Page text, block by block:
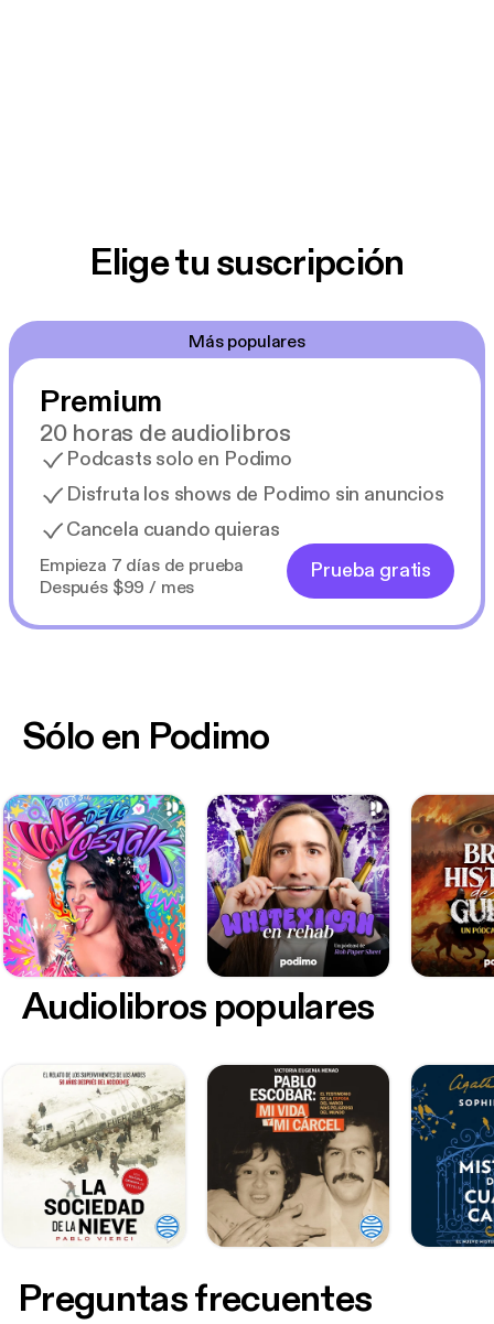
Elige tu suscripción
Más populares
Premium
20 horas de audiolibros
Podcasts solo en Podimo
Disfruta los shows de Podimo sin anuncios
Cancela cuando quieras
Empieza 7 días de prueba
Después $99 / mes
Prueba gratis
Sólo en Podimo
Audiolibros populares
Preguntas frecuentes